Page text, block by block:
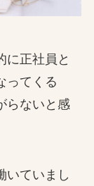
に正社員と
ってくる
らないと感
いていまし